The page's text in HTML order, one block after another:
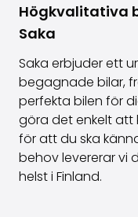
Högkvalitativa
Saka
Saka erbjuder ett
begagnade bilar,
perfekta bilen för
göra det enkelt
för att du ska
behov levererar vi
helst i Finland.